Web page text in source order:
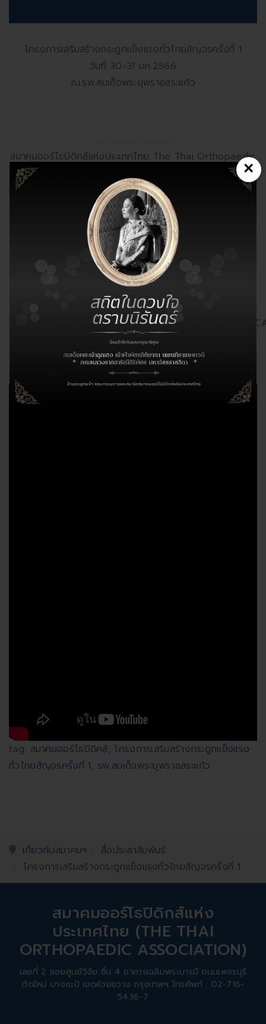
โครงการเสริมสร้างกระดูกแข็งแรงทั่วไทยสัญจรครั้งที่ 1
วันที่ 30-31 มค.2566
ณ.รพ.สมเด็จพระยุพราชสระแก้ว
........................................
สมาคมออร์โธปิดิคส์แห่งประเทศไทย The Thai Orthopaedic
"ใส่ใจสุขภาพกระดูกเพื่อทุกการเคลื่อนไหวของชีวิต" We CARE
For Bone Health In Every Moment Of Your Life
..........................................
ช่องทางติดตามข่าวสารสมาคมฯ
เว็บไซต์ของสมาคมhttp://toa.or.th/
เฟซบุ๊กของ
https://www.facebook.com/thaiorthopaedic
ยูทูปของ
https://www.youtube.com/
บัญชีไลน์ทางการของสมาคม IDLINE OA : @toathai
VDO
tag: สมาคมออร์โธปิดิคส์, โครงการเสริมสร้างกระดูกแข็งแรง
ทั่วไทยสัญจรครั้งที่ 1, รพ.สมเด็จพระยุพราชสระแก้ว
เกี่ยวกับสมาคมฯ
สื่อประชาสัมพันธ์
โครงการเสริมสร้างกระดูกแข็งแรงทั่วไทยสัญจรครั้งที่ 1
×
สมาคมออร์โธปิดิกส์แห่ง
ประเทศไทย (THE THAI
ORTHOPAEDIC ASSOCIATION)
เลขที่ 2 ซอยศูนย์วิจัย ชั้น 4 อาคารเฉลิมพระบารมี ถนนเพชรบุรี
ตัดใหม่ บางกะปิ เขตห้วยขวาง กรุงเทพฯ โทรศัพท์ : 02-716-
5436-7